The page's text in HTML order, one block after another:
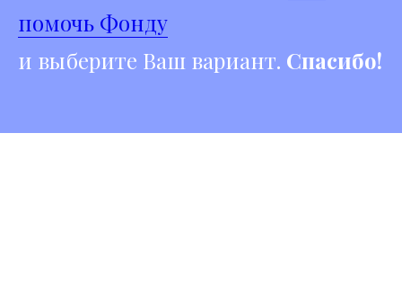
помочь Фонду
и выберите Ваш вариант. Спасибо!